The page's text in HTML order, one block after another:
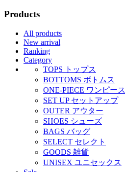
Products
All products
New arrival
Ranking
Category
TOPS
トップス
BOTTOMS ボトムス
ONE-PIECE ワンピース
SET UP セットアップ
OUTER アウター
SHOES シューズ
BAGS バッグ
SELECT セレクト
GOODS 雑貨
UNISEX ユニセックス